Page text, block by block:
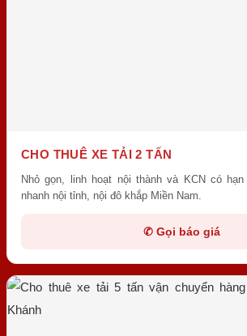
CHO THUÊ XE TẢI 2 TẤN
Nhỏ gọn, linh hoạt nội thành và KCN có
nhanh nội tỉnh, nội đô khắp Miền Nam.
✆ Gọi báo giá